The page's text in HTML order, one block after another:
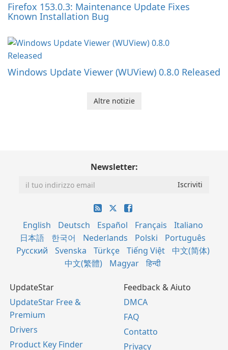
Firefox 153.0.3: Maintenance Update Fixes
Known Installation Bug
Windows Update Viewer (WUView) 0.8.0 Released
Altre notizie
Newsletter:
English Deutsch Español Français
Italiano
日本語
한국어 Nederlands Polski
Português
Русский
Svenska Türkçe Tiếng Việt
中文(简体)
中文(繁體)
Magyar हिन्दी
UpdateStar
UpdateStar Free &
Premium
Drivers
Product Key Finder
Feedback & Aiuto
DMCA
FAQ
Contatto
Privacy